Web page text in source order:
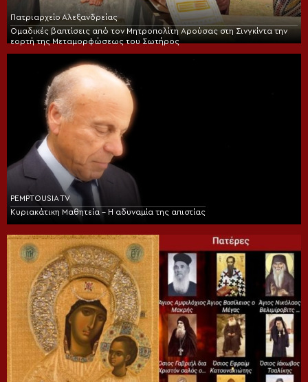
Πατριαρχείο Αλεξανδρείας
Ομαδικές βαπτίσεις από τον Μητροπολίτη Αρούσας στη Σινγκίντα την
εορτή της Μεταμορφώσεως του Σωτήρος
PEMPTOUSIA TV
Κυριακάτικη Μαθητεία – Η αδυναμία της απιστίας